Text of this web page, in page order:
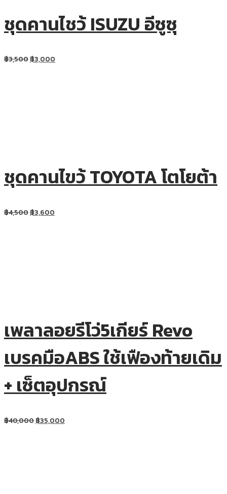
ชุดคานไชว้ ISUZU อีซูซุ
฿3,500฿3,000
ชุดคานไขว้ TOYOTA โตโยต้า
฿4,500฿3,600
เพลาลอยรีโว่5เกียร์ Revo
เบรคมือABS ใช้เฟืองท้ายเดิม
+ เซ็ตอุปกรณ์
฿40,000฿35,000